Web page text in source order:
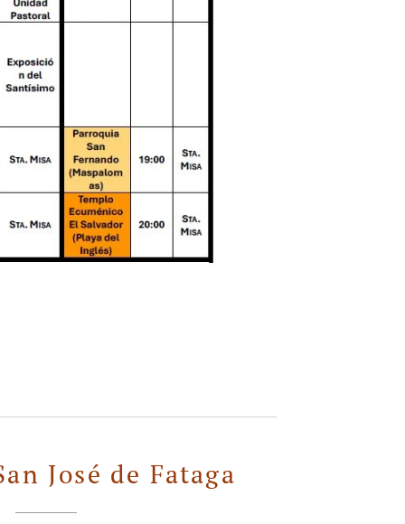
José de Fataga